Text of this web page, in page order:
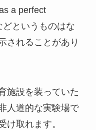
a perfect
というものはな
されることがあり
施設を装っていた
人道的な実験場で
け取れます。